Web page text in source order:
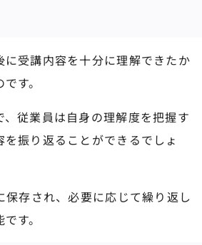
受講内容を十分に理解できたか
す。
従業員は自身の理解度を把握す
振り返ることができるでしょ
保存され、必要に応じて繰り返し
す。